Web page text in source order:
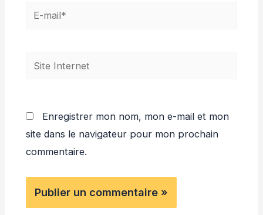
E-
Site
Enregistrer mon nom, mon e-mail et mon
site dans le navigateur pour mon prochain
commentaire.